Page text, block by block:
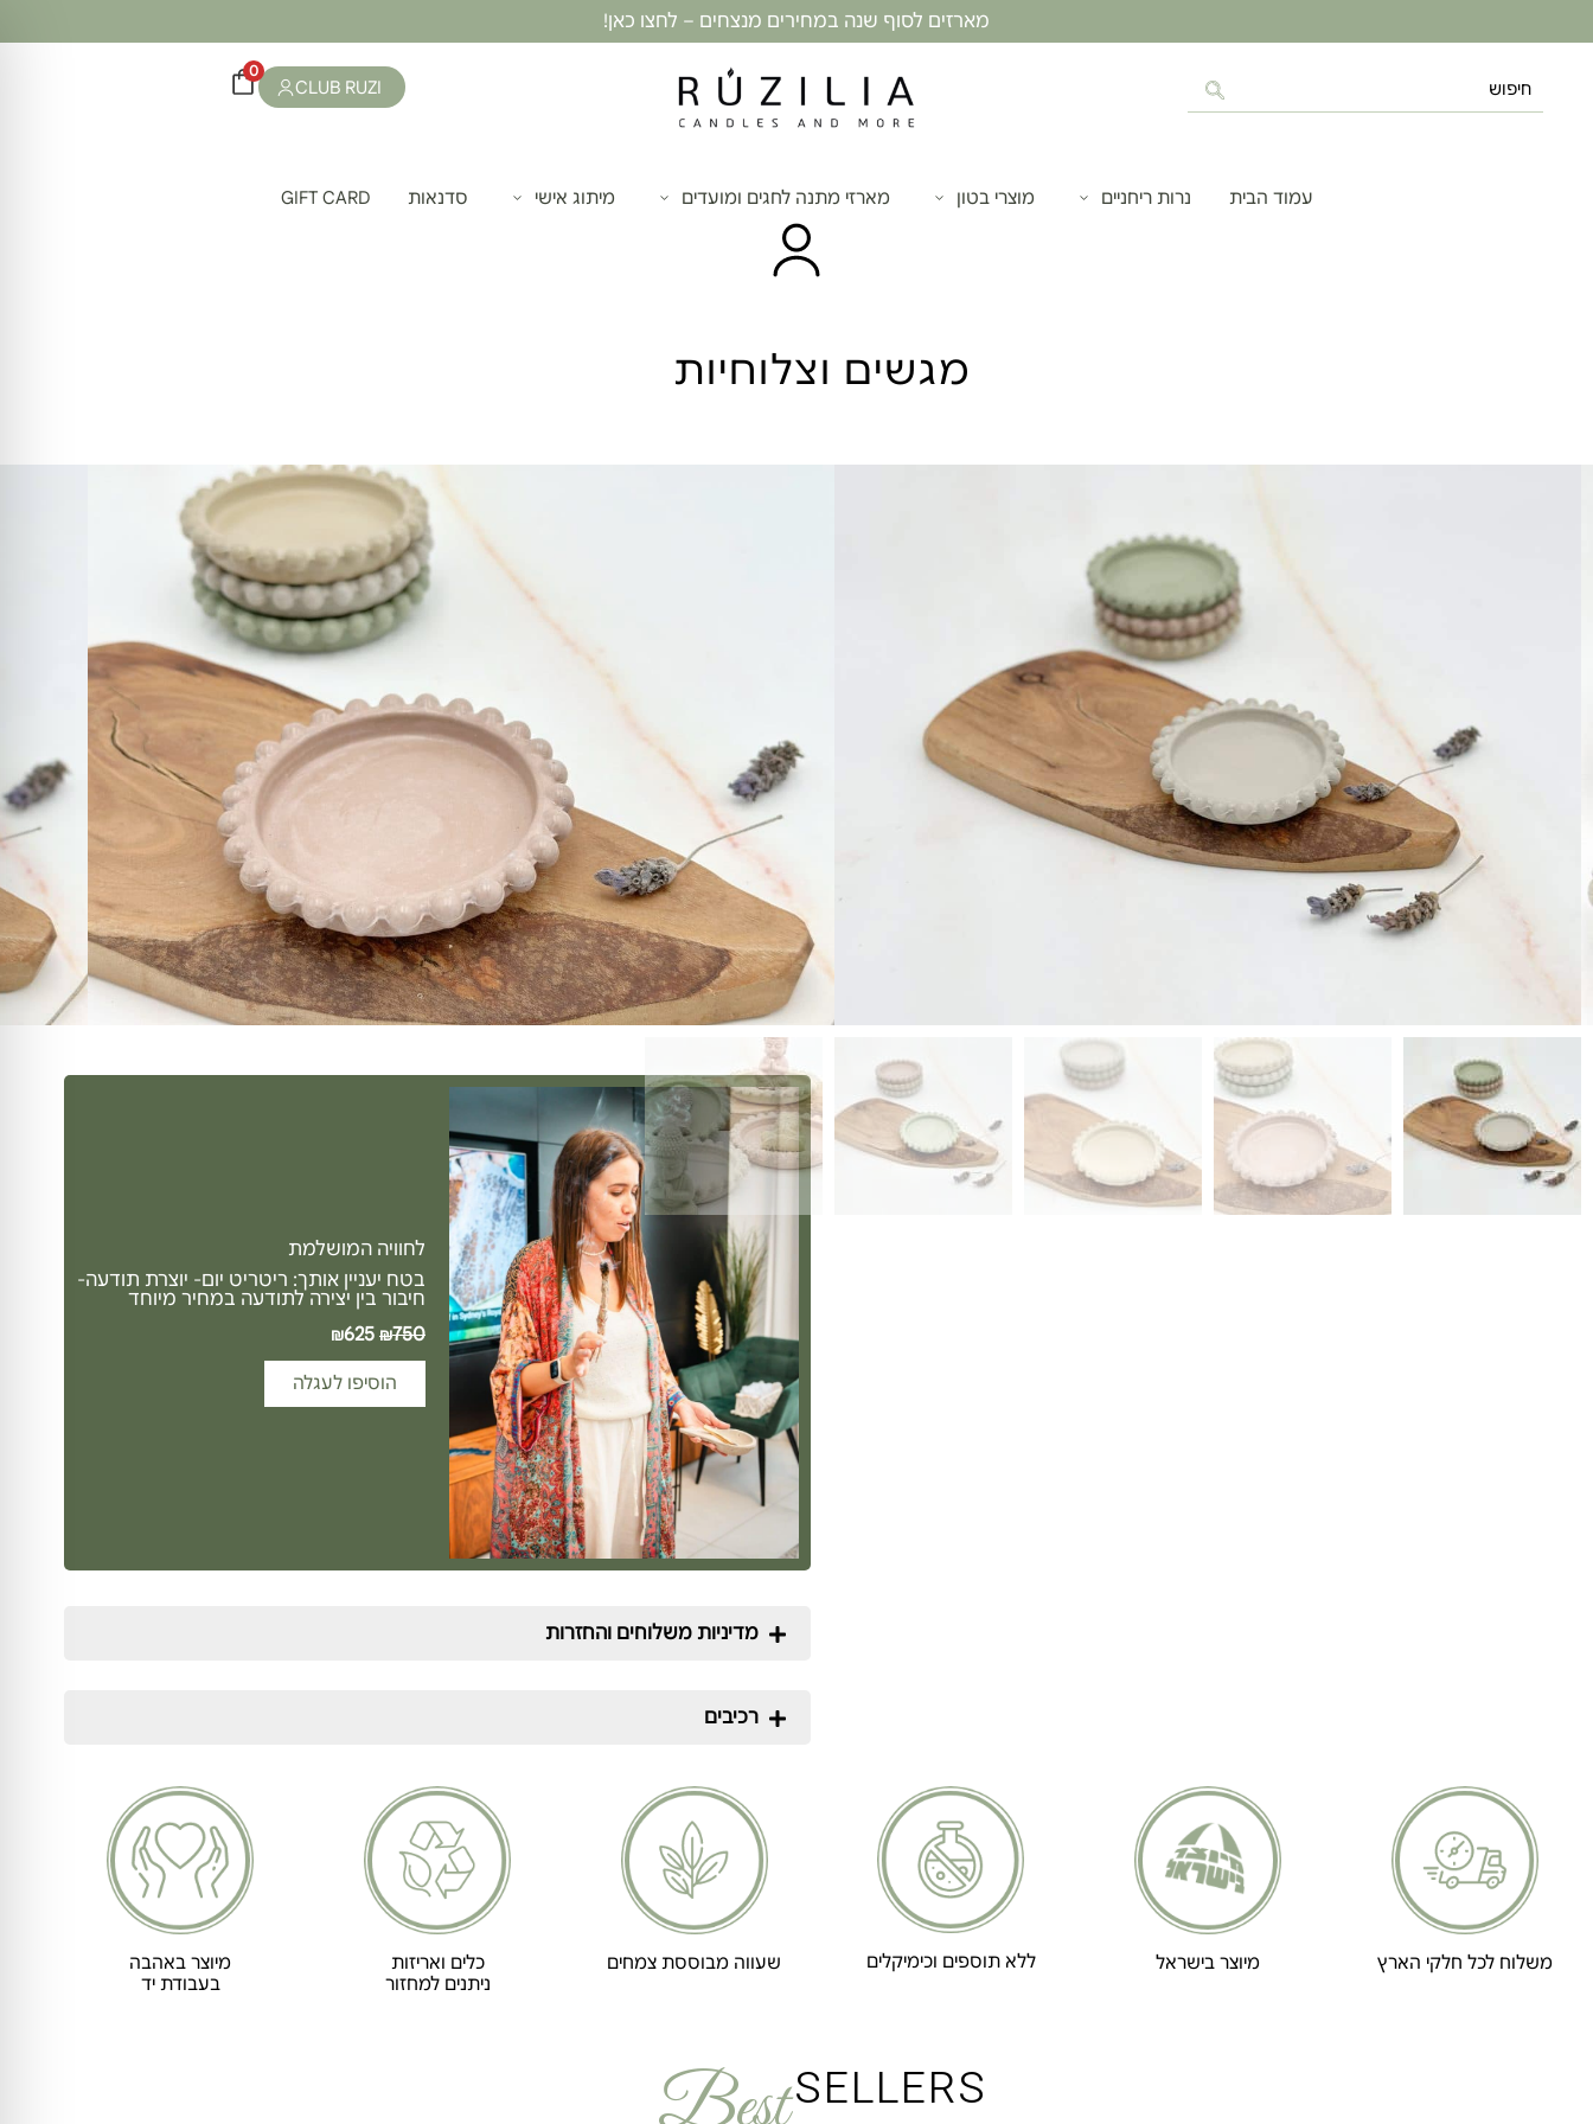
מארזים לסוף שנה במחירים מנצחים – לחצו כאן!
CLUB RUZI
0
עמוד הבית נרות ריחניים מוצרי בטון מארזי מתנה לחגים ומועדים מיתוג אישי סדנאות GIFT CARD
מגשים וצלוחיות
צלוחית בטון פנינים
צלוחית בטון עגולה מעוטרת בכדורים ממש כמו שרשרת פנינים.
צבע כלי הבטון
ורוד אפור ירוק
צברו עד39נקודות CLUB-RUZI ברכישת מוצר זה!
− הוספה לסל
לחוויה המושלמת
בטח יעניין אותך: ריטריט יום- יוצרת תודעה-
חיבור בין יצירה לתודעה במחיר מיוחד
₪750
₪625
הוסיפו לעגלה
מדיניות משלוחים והחזרות
רכיבים
משלוח לכל חלקי הארץ מיוצר בישראל ללא תוספים וכימיקלים שעווה מבוססת צמחים
כלים ואריזות
ניתנים למחזור
מיוצר באהבה
בעבודת יד
SELLERS